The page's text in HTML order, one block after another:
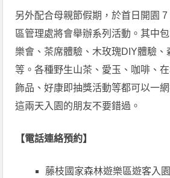
另外配合母親節假期，於首日開園
區管理處將會舉辦系列活動。其中
樂會、茶席體驗、木玫瑰DIY體驗、
等。各種野生山茶、愛玉、咖啡、
飾品、好康即抽獎活動等都可以一
這兩天入園的朋友不要錯過。
【電話連絡預約】
藤枝國家森林遊樂區遊客入